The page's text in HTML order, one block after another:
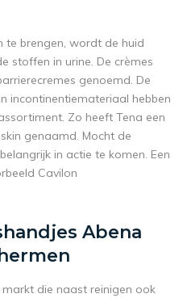
te brengen, wordt de huid
stoffen in urine. De crèmes
genoemd. De
incontinentiemateriaal hebben
Zo heeft Tena een
genaamd. Mocht de
in actie te komen. Een
Cavilon
Abena
die naast reinigen ook